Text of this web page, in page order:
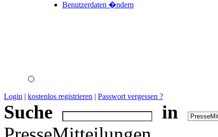
Benutzerdaten �ndern
Login | kostenlos registrieren | Passwort vergessen ?
Suche
in